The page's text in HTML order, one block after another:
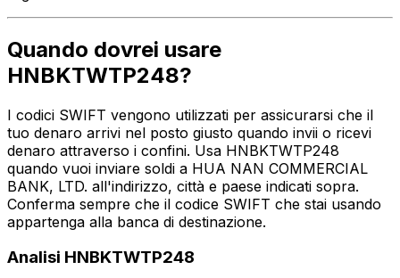
Quando dovrei usare
HNBKTWTP248?
I codici SWIFT vengono utilizzati per assicurarsi che il
tuo denaro arrivi nel posto giusto quando invii o ricevi
denaro attraverso i confini. Usa HNBKTWTP248
quando vuoi inviare soldi a HUA NAN COMMERCIAL
BANK, LTD. all'indirizzo, città e paese indicati sopra.
Conferma sempre che il codice SWIFT che stai usando
appartenga alla banca di destinazione.
Analisi HNBKTWTP248